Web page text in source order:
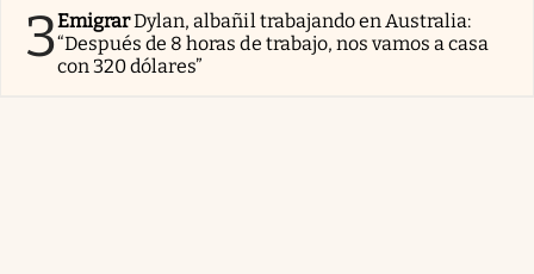
3EmigrarDylan, albañil trabajando en Australia:
“Después de 8 horas de trabajo, nos vamos a casa
con 320 dólares”